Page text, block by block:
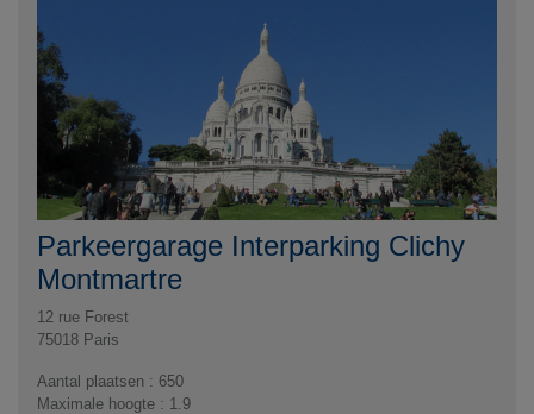
Parkeergarage Interparking Clichy
Montmartre
12 rue Forest
75018 Paris
Aantal plaatsen : 650
Maximale hoogte : 1.9